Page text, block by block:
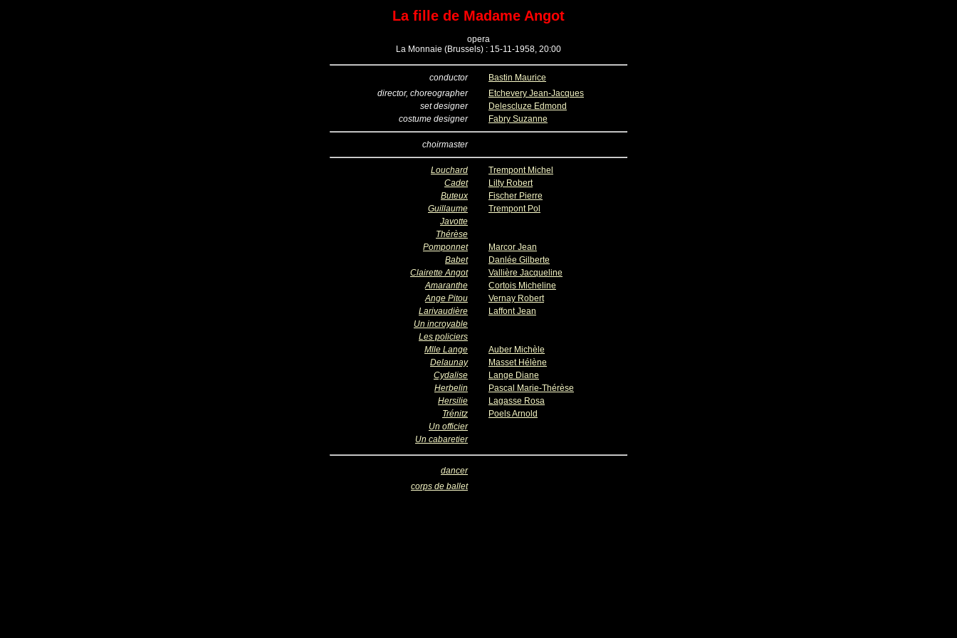
La fille de Madame Angot
opera
La Monnaie (Brussels) : 15-11-1958, 20:00
conductor
Bastin Maurice
director, choreographer
Etchevery Jean-Jacques
set designer
Delescluze Edmond
costume designer
Fabry Suzanne
choirmaster
Louchard
Trempont Michel
Cadet
Lilty Robert
Buteux
Fischer Pierre
Guillaume
Trempont Pol
Javotte
Thérèse
Pomponnet
Marcor Jean
Babet
Danlée Gilberte
Clairette Angot
Vallière Jacqueline
Amaranthe
Cortois Micheline
Ange Pitou
Vernay Robert
Larivaudière
Laffont Jean
Un incroyable
Les policiers
Mlle Lange
Auber Michèle
Delaunay
Masset Hélène
Cydalise
Lange Diane
Herbelin
Pascal Marie-Thérèse
Hersilie
Lagasse Rosa
Trénitz
Poels Arnold
Un officier
Un cabaretier
dancer
corps de ballet